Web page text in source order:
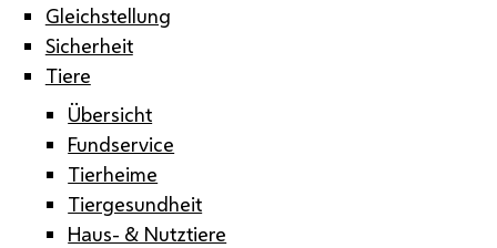
Gleichstellung
Sicherheit
Tiere
Übersicht
Fundservice
Tierheime
Tiergesundheit
Haus- & Nutztiere